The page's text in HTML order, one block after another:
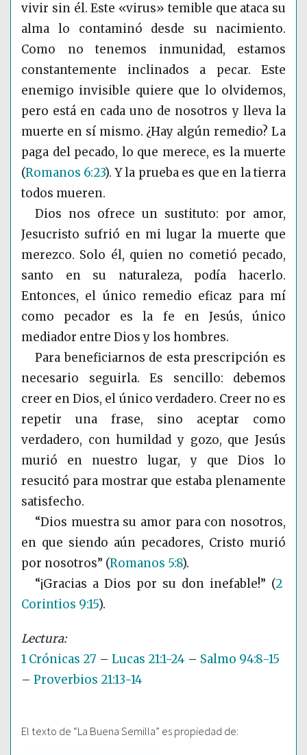
vivir sin él. Este «virus» temible que ataca su
alma lo contaminó desde su nacimiento.
Como no tenemos inmunidad, estamos
constantemente inclinados a pecar. Este
enemigo invisible quiere que lo olvidemos,
pero está en cada uno de nosotros y lleva la
muerte en sí mismo. ¿Hay algún remedio? La
paga del pecado, lo que merece, es la muerte
(Romanos 6:23). Y la prueba es que en la tierra
todos mueren.
Dios nos ofrece un sustituto: por amor,
Jesucristo sufrió en mi lugar la muerte que
merezco. Solo él, quien no cometió pecado,
santo en su naturaleza, podía hacerlo.
Entonces, el único remedio eficaz para mí
como pecador es la fe en Jesús, único
mediador entre Dios y los hombres.
Para beneficiarnos de esta prescripción es
necesario seguirla. Es sencillo: debemos
creer en Dios, el único verdadero. Creer no es
repetir una frase, sino aceptar como
verdadero, con humildad y gozo, que Jesús
murió en nuestro lugar, y que Dios lo
resucitó para mostrar que estaba plenamente
satisfecho.
“Dios muestra su amor para con nosotros,
en que siendo aún pecadores, Cristo murió
por nosotros” (Romanos 5:8).
“¡Gracias a Dios por su don inefable!” (2
Corintios 9:15).
1 Crónicas 27 – Lucas 21:1-24 – Salmo 94:8-15
– Proverbios 21:13-14
El texto de “La Buena Semilla” es propiedad de: